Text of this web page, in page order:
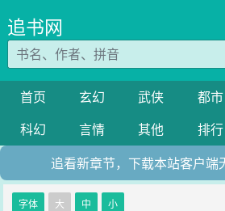
追书网
首页 玄幻 武侠 都市
科幻
言情 其他 排行
追看新章节，下载本站客户端
字体 大 中 小